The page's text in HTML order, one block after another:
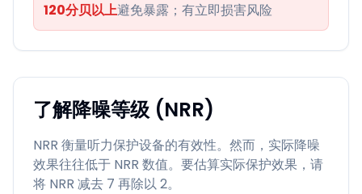
120分贝以上避免暴露；有立即损害风险
了解降噪等级 (NRR)
NRR 衡量听力保护设备的有效性。然而，实际降噪
效果往往低于 NRR 数值。要估算实际保护效果，请
将 NRR 减去 7 再除以 2。